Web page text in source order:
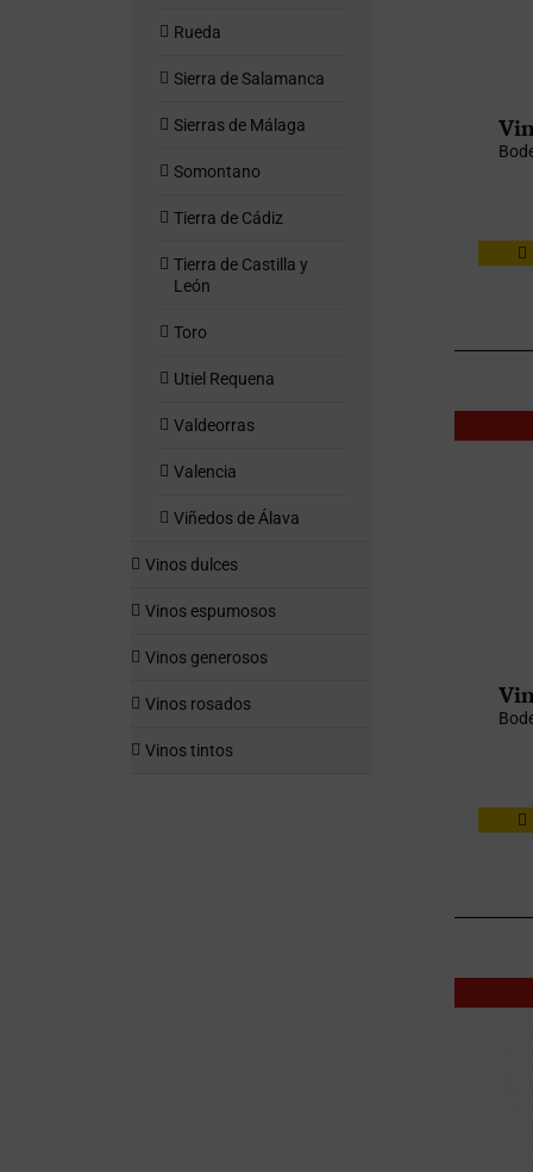
Rueda
Sierra de Salamanca
Sierras de Málaga
Somontano
Tierra de Cádiz
Tierra de Castilla y
León
Toro
Utiel Requena
Valdeorras
Valencia
Viñedos de Álava
Vinos dulces
Vinos espumosos
Vinos generosos
Vinos rosados
Vinos tintos